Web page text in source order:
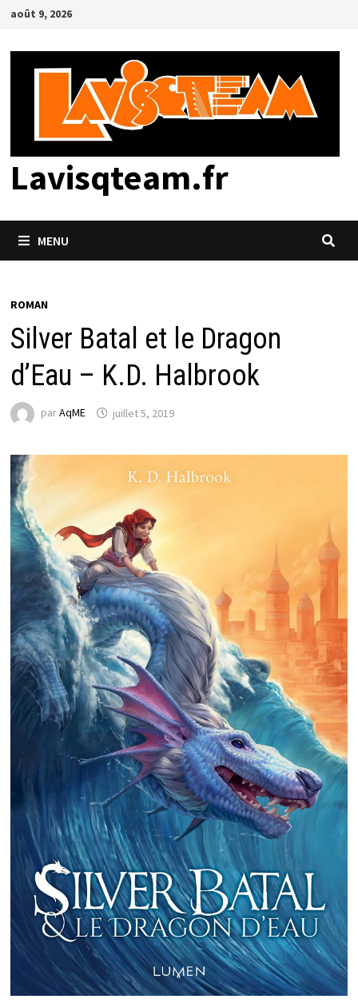
Passer
contenu
août 9, 2026
Lavisqteam.fr
MENU
ROMAN
Silver Batal et le Dragon
d’Eau – K.D. Halbrook
parAqME juillet 5, 2019